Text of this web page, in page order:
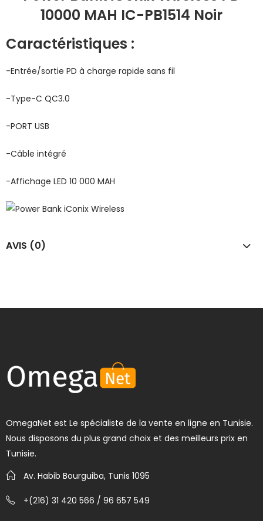
10000 MAH IC-PB1514 Noir
Caractéristiques :
-Entrée/sortie PD à charge rapide sans fil
-Type-C QC3.0
-PORT USB
-Câble intégré
-Affichage LED 10 000 MAH
AVIS (0)
OmegaNet est Le spécialiste de la vente en ligne en Tunisie.
Nous disposons du plus grand choix et des meilleurs prix en
Tunisie.
Av. Habib Bourguiba, Tunis 1095
+(216) 31 420 566 / 96 657 549